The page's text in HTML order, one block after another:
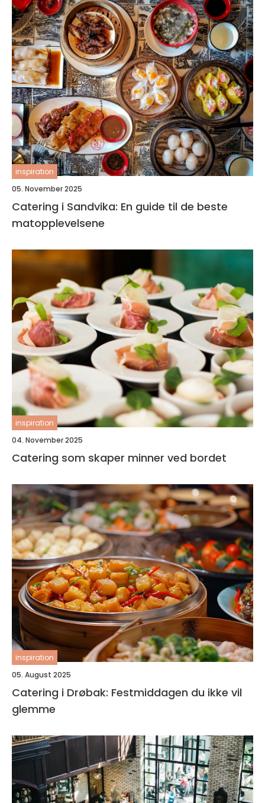
inspiration
05. November 2025
Catering i Sandvika: En guide til de beste
matopplevelsene
inspiration
04. November 2025
Catering som skaper minner ved bordet
inspiration
05. August 2025
Catering i Drøbak: Festmiddagen du ikke vil
glemme